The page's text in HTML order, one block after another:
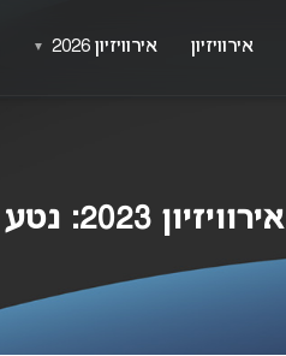
אירוויזיון 2023: נטע ברזילי תכבוש שוב את האירוויזיון!
אירוויזיון אירוויזיון 2026 ▼